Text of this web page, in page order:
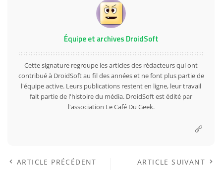
Équipe et archives DroidSoft
Cette signature regroupe les articles des rédacteurs qui ont
contribué à DroidSoft au fil des années et ne font plus partie de
l'équipe active. Leurs publications restent en ligne, leur travail
fait partie de l'histoire du média. DroidSoft est édité par
l'association Le Café Du Geek.
ARTICLE PRÉCÉDENT ARTICLE SUIVANT